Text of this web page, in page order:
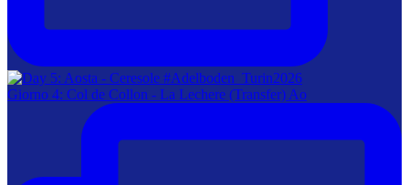
Giorno 4: Col de Collon - La Lechere (Transfer) Ao